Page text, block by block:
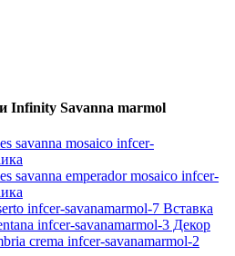
Infinity Savanna marmol